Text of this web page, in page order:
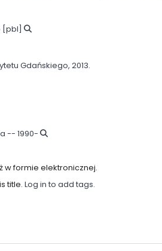
[pbl]
Gdańskiego, 2013.
-- 1990-
w formie elektronicznej.
title. Log in to add tags.